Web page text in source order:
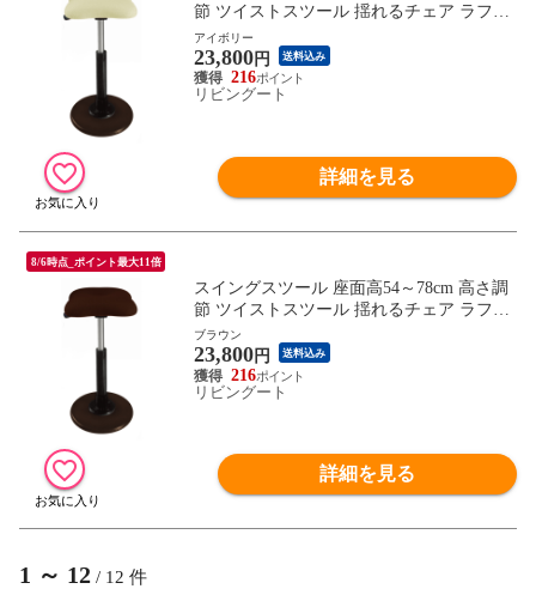
節 ツイストスツール 揺れるチェア ラフレ
シアチェア （ イス オフィス 揺れる スタ
ンディング 立ち仕事 スタンディングチェ
ア ハイスツール ） 【アイボリー】
アイボリー
23,800円 送料込み
216
リビングート
詳細を見る
8/6時点_ポイント最大11倍
スイングスツール 座面高54～78cm 高さ調
節 ツイストスツール 揺れるチェア ラフレ
シアチェア （ イス オフィス 揺れる スタ
ンディング 立ち仕事 スタンディングチェ
ア ハイスツール ） 【ブラウン】
ブラウン
23,800円 送料込み
216
リビングート
詳細を見る
1 ～ 12 / 12 件